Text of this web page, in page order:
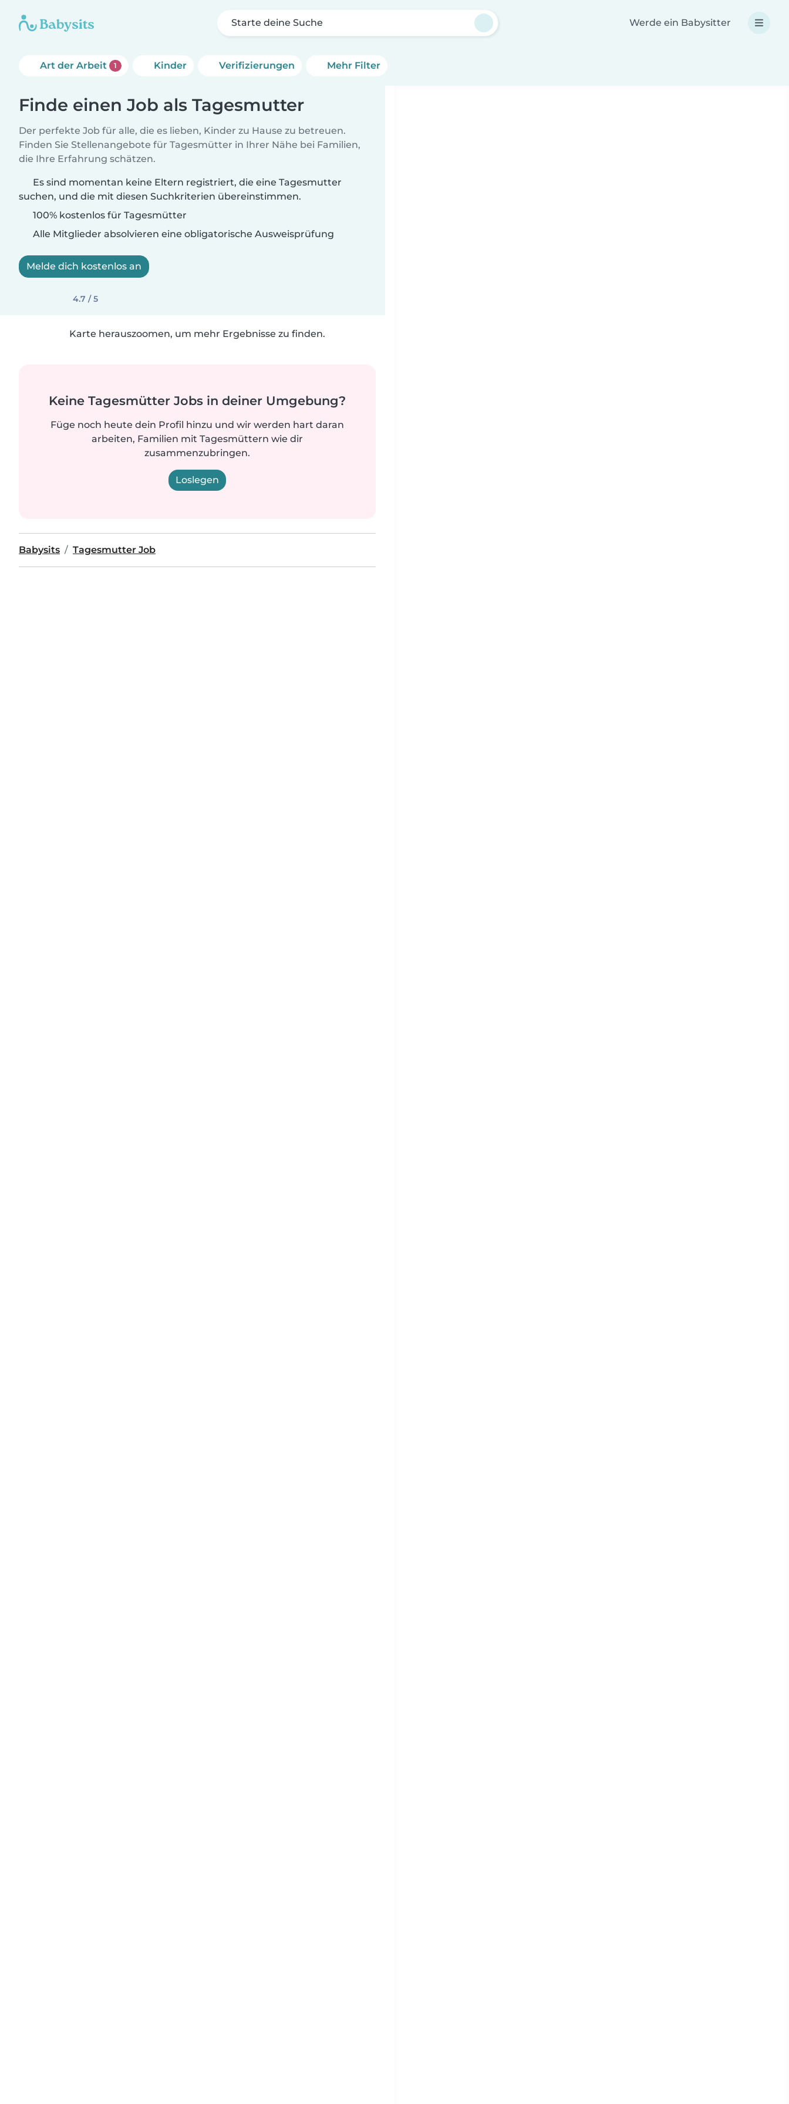
Starte deine Suche Werde ein Babysitter
Art der Arbeit 1 Kinder Verifizierungen Mehr Filter
Finde einen Job als Tagesmutter
Der perfekte Job für alle, die es lieben, Kinder zu Hause zu betreuen.
Finden Sie Stellenangebote für Tagesmütter in Ihrer Nähe bei Familien,
die Ihre Erfahrung schätzen.
Es sind momentan keine Eltern registriert, die eine Tagesmutter
suchen, und die mit diesen Suchkriterien übereinstimmen.
100% kostenlos für Tagesmütter
Alle Mitglieder absolvieren eine obligatorische Ausweisprüfung
Melde dich kostenlos an
4.7 / 5
Karte herauszoomen, um mehr Ergebnisse zu finden.
Keine Tagesmütter Jobs in deiner Umgebung?
Füge noch heute dein Profil hinzu und wir werden hart daran
arbeiten, Familien mit Tagesmüttern wie dir
zusammenzubringen.
Loslegen
Babysits Tagesmutter Job